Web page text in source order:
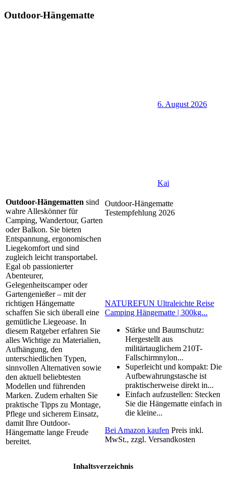
Outdoor-Hängematte
6. August 2026
Kai
Outdoor-Hängematten sind
wahre Alleskönner für
Camping, Wandertour, Garten
oder Balkon. Sie bieten
Entspannung, ergonomischen
Liegekomfort und sind
zugleich leicht transportabel.
Egal ob passionierter
Abenteurer,
Gelegenheitscamper oder
Gartengenießer – mit der
richtigen Hängematte
schaffen Sie sich überall eine
gemütliche Liegeoase. In
diesem Ratgeber erfahren Sie
alles Wichtige zu Materialien,
Aufhängung, den
unterschiedlichen Typen,
sinnvollen Alternativen sowie
den aktuell beliebtesten
Modellen und führenden
Marken. Zudem erhalten Sie
praktische Tipps zu Montage,
Pflege und sicherem Einsatz,
damit Ihre Outdoor-
Hängematte lange Freude
bereitet.
Outdoor-Hängematte
Testempfehlung 2026
NATUREFUN Ultraleichte Reise
Camping Hängematte | 300kg...
Stärke und Baumschutz:
Hergestellt aus
militärtauglichem 210T-
Fallschirmnylon...
Superleicht und kompakt: Die
Aufbewahrungstasche ist
praktischerweise direkt in...
Einfach aufzustellen: Stecken
Sie die Hängematte einfach in
die kleine...
Bei Amazon kaufen Preis inkl.
MwSt., zzgl. Versandkosten
Inhaltsverzeichnis